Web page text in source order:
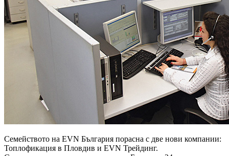
Семейството на EVN България порасна с две нови компании:
Топлофикация в Пловдив и EVN Трейдинг.